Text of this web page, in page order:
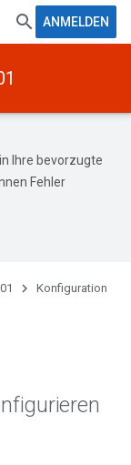
ANMELDEN
Ihre bevorzugte
Fehler
Konfiguration